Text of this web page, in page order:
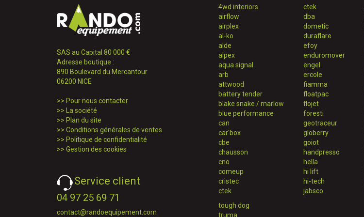
SAS au Capital 80 000 €
Adresse boutique :
890 Boulevard du Mercantour
06200 NICE
>> Pour nous contacter
>>
La société
>> Plan du site
>> Conditions générales de ventes
>> Politique de confidentialité
>> Gestion des cookies
Service client
04 97 25 69 71
contact@randoequipement.com
4wd interiors
airflow
airplex
al-ko
alde
alpex
aqua signal
arb
attwood
battery tender
blake snake / marlow
blue performance
can
car'box
cbe
chausson
cno
comeup
cristec
ctek
ctek
dba
dometic
duraflare
efoy
enduromover
engel
ercole
fiamma
floatpac
flojet
foresti
geotraceur
globerry
goiot
handpresso
hella
hi lift
hi-tech
jabsco
tough dog
truma